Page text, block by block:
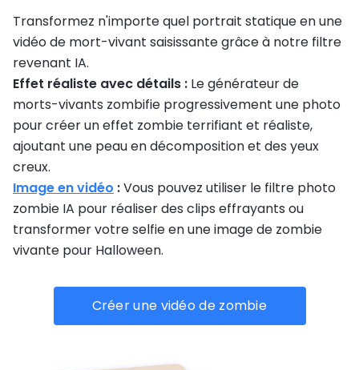
Transformez n'importe quel portrait statique en une
vidéo de mort-vivant saisissante grâce à notre filtre
revenant IA.
Effet réaliste avec détails : Le générateur de
morts-vivants zombifie progressivement une photo
pour créer un effet zombie terrifiant et réaliste,
ajoutant une peau en décomposition et des yeux
creux.
Image en vidéo :Vous pouvez utiliser le filtre photo
zombie IA pour réaliser des clips effrayants ou
transformer votre selfie en une image de zombie
vivante pour Halloween.
Créer une vidéo de zombie